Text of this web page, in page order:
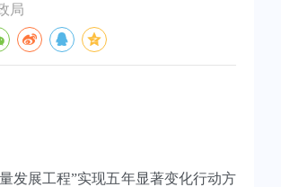
局
发展工程”实现五年显著变化行动方